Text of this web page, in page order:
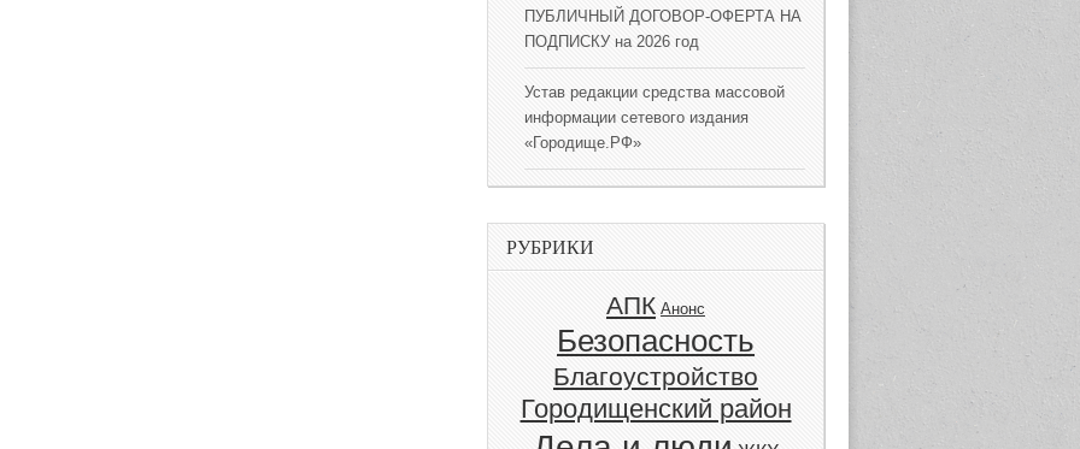
ПУБЛИЧНЫЙ ДОГОВОР-ОФЕРТА НА
ПОДПИСКУ на 2026 год
Устав редакции средства массовой
информации сетевого издания
«Городище.РФ»
РУБРИКИ
АПК Анонс
Безопасность
Благоустройство
Городищенский район